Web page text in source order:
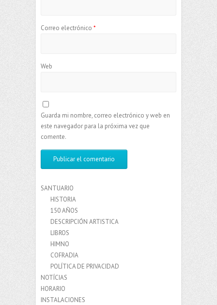
Correo electrónico *
Web
Guarda mi nombre, correo electrónico y web en
este navegador para la próxima vez que
comente.
SANTUARIO
HISTORIA
150 AÑOS
DESCRIPCIÓN ARTISTICA
LIBROS
HIMNO
COFRADIA
POLÍTICA DE PRIVACIDAD
NOTÍCIAS
HORARIO
INSTALACIONES